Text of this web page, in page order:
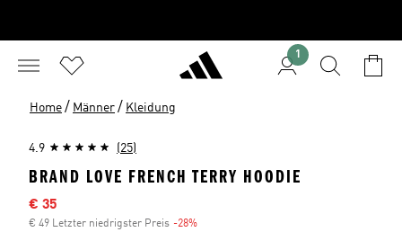
1
Home / Männer / Kleidung
4.9 (25)
BRAND LOVE FRENCH TERRY HOODIE
Sale-Preis
€ 35
€ 49 Letzter niedrigster Preis -28%